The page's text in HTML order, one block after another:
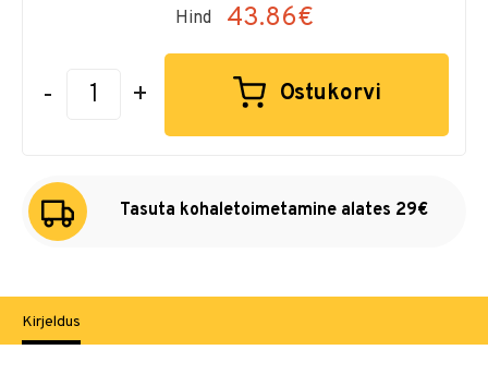
Hind 43.86€
- + Ostukorvi
Tasuta kohaletoimetamine alates 29€
Kirjeldus